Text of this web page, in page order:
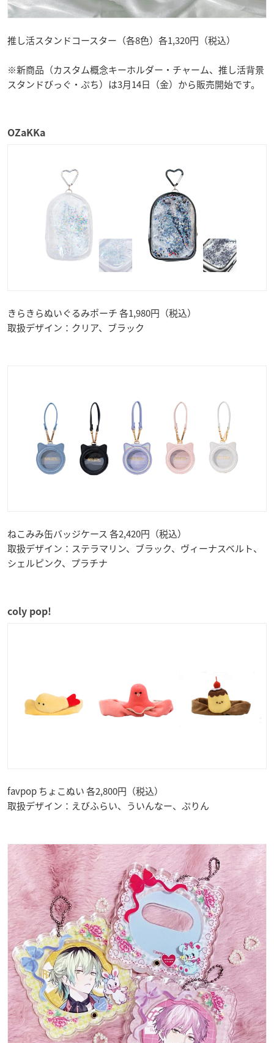
推し活スタンドコースター（各8色）各1,320円（税込）
※新商品（カスタム概念キーホルダー・チャーム、推し活背景
スタンドびっぐ・ぷち）は3月14日（金）から販売開始です。
OZaKKa
きらきらぬいぐるみポーチ 各1,980円（税込）
取扱デザイン：クリア、ブラック
ねこみみ缶バッジケース 各2,420円（税込）
取扱デザイン：ステラマリン、ブラック、ヴィーナスベルト、
シェルピンク、プラチナ
coly pop!
favpop ちょこぬい 各2,800円（税込）
取扱デザイン：えびふらい、ういんなー、ぷりん